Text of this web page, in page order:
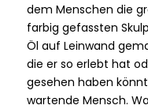
dem Menschen die
farbig gefassten
Öl auf Leinwand
die er so erlebt hat
gesehen haben
wartende Mensch.